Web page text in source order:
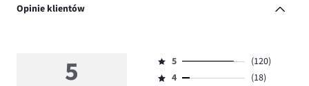
Opinie klientów
5
Ocena
5,
5
(120)
4 (18)